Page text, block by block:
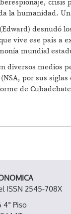
crisis
la humanidad.
desnudó
vive ese país a
mundial
diversos medios
por sus
de
ISSN 2545-708X
4° Piso